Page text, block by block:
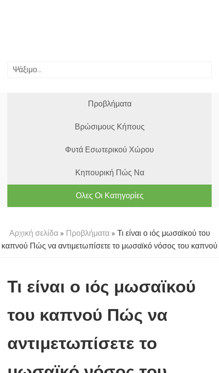
Προβλήματα
Βρώσιμους Κήπους
Φυτά Εσωτερικού Χώρου
Κηπουρική Πώς Να
Ολες Οι Κατηγορίες
Αρχική σελίδα» Προβλήματα» Τι είναι ο ιός μωσαϊκού του
καπνού Πώς να αντιμετωπίσετε το μωσαϊκό νόσος του καπνού
Τι είναι ο ιός μωσαϊκού
του καπνού Πώς να
αντιμετωπίσετε το